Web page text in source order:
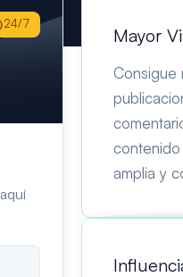
24/7
Mayor
Consigue
contenido
amplia y